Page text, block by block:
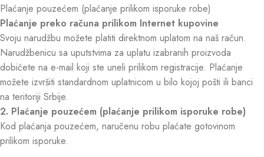
Plaćanje pouzećem (plaćanje prilikom isporuke robe)
Plaćanje preko računa prilikom Internet kupovine
Svoju narudžbu možete platiti direktnom uplatom na naš račun.
Narudžbenicu sa uputstvima za uplatu izabranih proizvoda
dobićete na e-mail koji ste uneli prilikom registracije. Plaćanje
možete izvršiti standardnom uplatnicom u bilo kojoj pošti ili banci
na teritoriji Srbije.
2. Plaćanje pouzećem (plaćanje prilikom isporuke robe)
Kod plaćanja pouzećem, naručenu robu plaćate gotovinom
prilikom isporuke.